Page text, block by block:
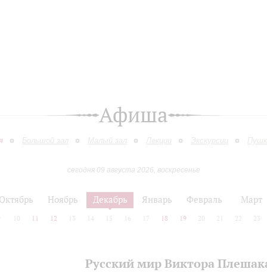
Афиша
Большой зал Малый зал Лекции Экскурсии
сегодня 09 августа 2026, воскресенье
Ноябрь Декабрь Январь Февраль Март
10 11 12 13 14 15 16 17 18 19 20 21 22 23
Русский мир Виктора